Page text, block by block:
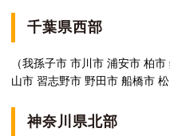
千葉県西部
（我孫子市 市川市 浦安市 柏
山市 習志野市 野田市 船橋市
神奈川県北部